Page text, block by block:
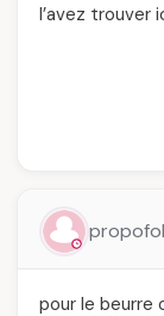
l’avez trouver
pour le beurre